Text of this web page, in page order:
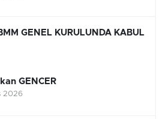
GENEL KURULUNDA KABUL
GENCER
2026